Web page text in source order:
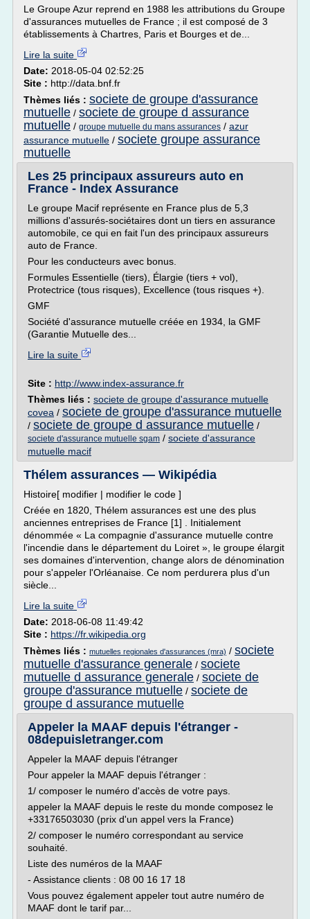
Le Groupe Azur reprend en 1988 les attributions du Groupe
d'assurances mutuelles de France ; il est composé de 3
établissements à Chartres, Paris et Bourges et de...
Lire la suite
Date: 2018-05-04 02:52:25
Site : http://data.bnf.fr
Thèmes liés : societe de groupe d'assurance
mutuelle / societe de groupe d assurance
mutuelle / groupe mutuelle du mans assurances / azur
assurance mutuelle / societe groupe assurance
mutuelle
Les 25 principaux assureurs auto en
France - Index Assurance
Le groupe Macif représente en France plus de 5,3
millions d'assurés-sociétaires dont un tiers en assurance
automobile, ce qui en fait l'un des principaux assureurs
auto de France.
Pour les conducteurs avec bonus.
Formules Essentielle (tiers), Élargie (tiers + vol),
Protectrice (tous risques), Excellence (tous risques +).
GMF
Société d'assurance mutuelle créée en 1934, la GMF
(Garantie Mutuelle des...
Lire la suite
Site : http://www.index-assurance.fr
Thèmes liés : societe de groupe d'assurance mutuelle
covea / societe de groupe d'assurance mutuelle
/ societe de groupe d assurance mutuelle /
societe d'assurance mutuelle sgam / societe d'assurance
mutuelle macif
Thélem assurances — Wikipédia
Histoire[ modifier | modifier le code ]
Créée en 1820, Thélem assurances est une des plus
anciennes entreprises de France [1] . Initialement
dénommée « La compagnie d'assurance mutuelle contre
l'incendie dans le département du Loiret », le groupe élargit
ses domaines d'intervention, change alors de dénomination
pour s'appeler l'Orléanaise. Ce nom perdurera plus d'un
siècle...
Lire la suite
Date: 2018-06-08 11:49:42
Site : https://fr.wikipedia.org
Thèmes liés : mutuelles regionales d'assurances (mra) / societe
mutuelle d'assurance generale / societe
mutuelle d assurance generale / societe de
groupe d'assurance mutuelle / societe de
groupe d assurance mutuelle
Appeler la MAAF depuis l'étranger -
08depuisletranger.com
Appeler la MAAF depuis l'étranger
Pour appeler la MAAF depuis l'étranger :
1/ composer le numéro d'accès de votre pays.
appeler la MAAF depuis le reste du monde composez le
+33176503030 (prix d'un appel vers la France)
2/ composer le numéro correspondant au service
souhaité.
Liste des numéros de la MAAF
- Assistance clients : 08 00 16 17 18
Vous pouvez également appeler tout autre numéro de
MAAF dont le tarif par...